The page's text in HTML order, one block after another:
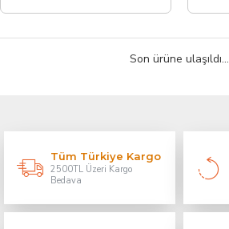
Son ürüne ulaşıldı...
Tüm Türkiye Kargo
2500TL Üzeri Kargo
Bedava